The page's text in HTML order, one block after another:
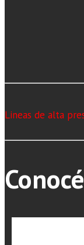
Lineas de alta